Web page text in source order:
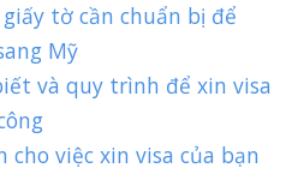
tờ cần chuẩn bị để
Mỹ
và quy trình để xin visa
cho việc xin visa của bạn